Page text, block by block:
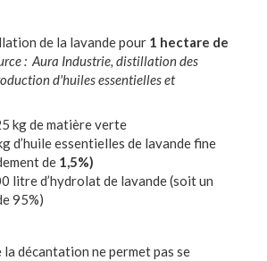
de la lavande pour 1 hectare de
: Aura Industrie, distillation des
d'huiles essentielles et
kg de matière verte
d’huile essentielles de lavande fine
de 1,5%)
litre d’hydrolat de lavande (soit un
95%)
décantation ne permet pas se